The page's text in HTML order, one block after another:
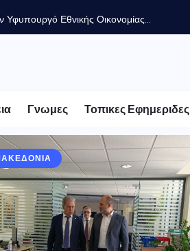
Εθνικής Οικονομίας...
Γνωμες Τοπικες Εφημεριδες